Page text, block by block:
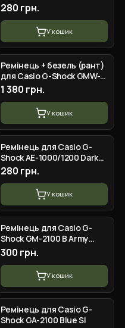
280 грн.
У кошик
Ремінець + безель (рант)
для Casio G-Shock GMW-
B5000 Transp RG
1 380 грн.
У кошик
Ремінець для Casio G-
Shock AE-1000/1200 Dark
Blue SI
280 грн.
У кошик
Ремінець для Casio G-
Shock GM-2100 B Army
Green BK
300 грн.
У кошик
Ремінець для Casio G-
Shock GA-2100 Blue SI